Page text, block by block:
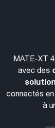
MATE-XT
avec des
connectés
à